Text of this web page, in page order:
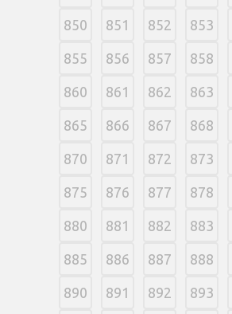
850 851 852 853
855 856 857 858
860 861 862 863
865 866 867 868
870 871 872 873
875 876 877 878
880 881 882 883
885 886 887 888
890 891 892 893